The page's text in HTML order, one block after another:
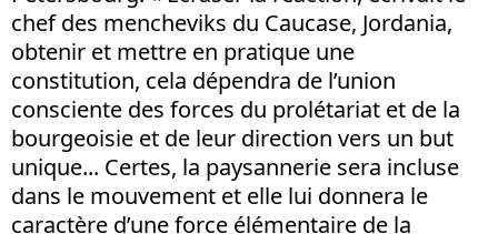
chef des mencheviks du Caucase, Jordania,
obtenir et mettre en pratique une
constitution, cela dépendra de l’union
consciente des forces du prolétariat et de la
bourgeoisie et de leur direction vers un but
unique... Certes, la paysannerie sera incluse
dans le mouvement et elle lui donnera le
caractère d’une force élémentaire de la